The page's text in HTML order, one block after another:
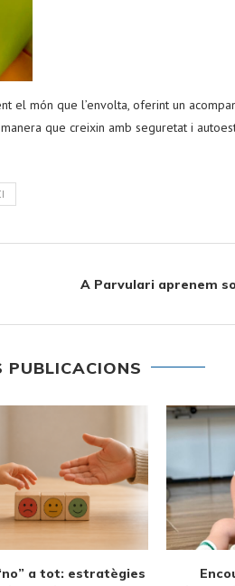
el món que l’envolta, oferint un
que creixin amb seguretat i
A Parvulari aprenem
PUBLICACIONS
sound to first